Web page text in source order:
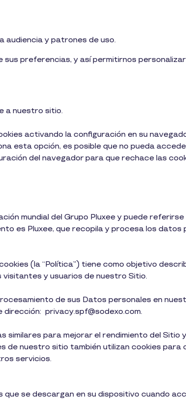
audiencia y patrones de uso.
sus preferencias, y así permitirnos
a nuestro sitio.
activando la configuración en su
esta opción, es posible que no pueda
del navegador para que rechace las
mundial del Grupo Pluxee y puede
es Pluxee, que recopila y procesa los
(la “Política”) tiene como objetivo
y usuarios de nuestro Sitio.
de sus Datos personales en
privacy.spf@sodexo.com.
similares para mejorar el rendimiento del Sitio
de nuestro sitio también utilizan cookies
servicios.
que se descargan en su dispositivo cuando